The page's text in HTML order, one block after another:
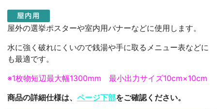
屋外の選挙ポスターや室内用バナーなどに使用します。
水に強く破れにくいので銭湯や手に取るメニュー表などに
も最適です。
※1枚物短辺最大幅1300mm 最小出力サイズ10cm×10cm
商品の詳細仕様は、 ページ下部をご確認ください。